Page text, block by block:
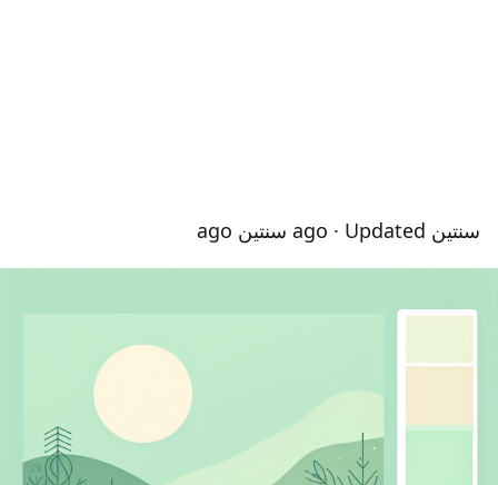
سنتين ago · Updated سنتين ago